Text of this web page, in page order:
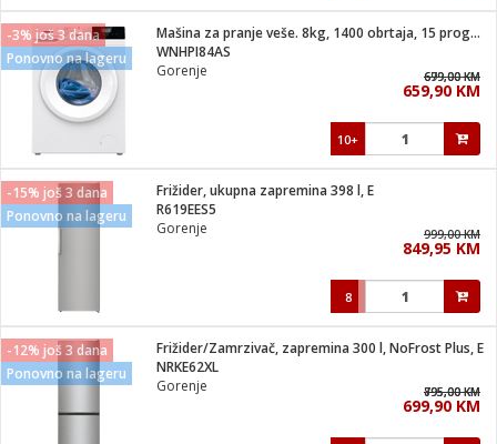
-3% još 3 dana
Ponovno na lageru
Mašina za pranje veše. 8kg, 1400 obrtaja, 15 programa
WNHPI84AS
Gorenje
699,00 KM
679,00 KM
659,90 KM
10+
-15% još 3 dana
Ponovno na lageru
Frižider, ukupna zapremina 398 l, E
R619EES5
Gorenje
999,00 KM
849,95 KM
8
-12% još 3 dana
Ponovno na lageru
Frižider/Zamrzivač, zapremina 300 l, NoFrost Plus, E
NRKE62XL
Gorenje
895,00 KM
795,00 KM
699,90 KM